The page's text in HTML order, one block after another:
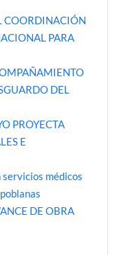
COORDINACIÓN
PARA
DEL
PROYECTA
E
médicos
DE OBRA